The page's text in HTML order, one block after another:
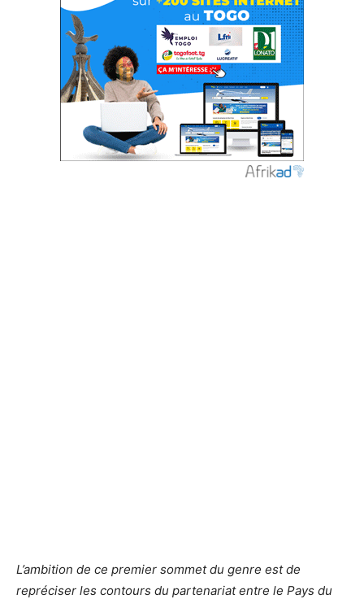
L’ambition de ce premier sommet du genre est de
repréciser les contours du partenariat entre le Pays du